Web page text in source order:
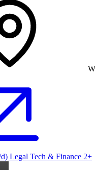
Legal Tech & Finance 2+